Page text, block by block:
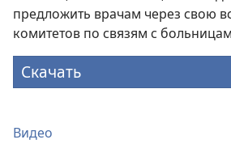
предложить врачам через свою
комитетов по связям с
Скачать
Видео